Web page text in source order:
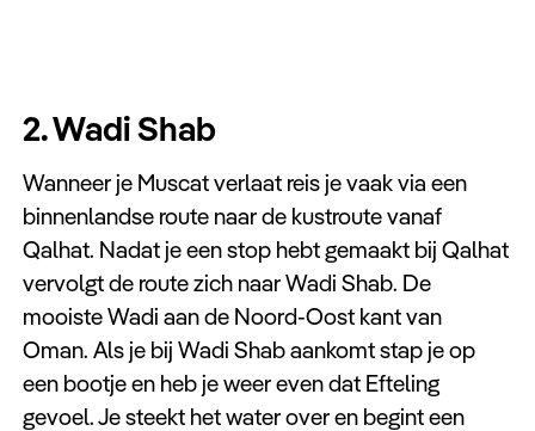
2. Wadi Shab
Wanneer je Muscat verlaat reis je vaak via een
binnenlandse route naar de kustroute vanaf
Qalhat. Nadat je een stop hebt gemaakt bij Qalhat
vervolgt de route zich naar Wadi Shab. De
mooiste Wadi aan de Noord-Oost kant van
Oman. Als je bij Wadi Shab aankomt stap je op
een bootje en heb je weer even dat Efteling
gevoel. Je steekt het water over en begint een